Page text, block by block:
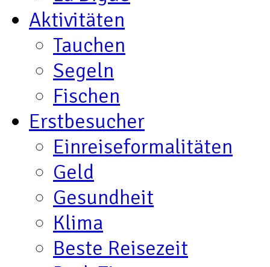
Aktivitäten
Tauchen
Segeln
Fischen
Erstbesucher
Einreiseformalitäten
Geld
Gesundheit
Klima
Beste Reisezeit